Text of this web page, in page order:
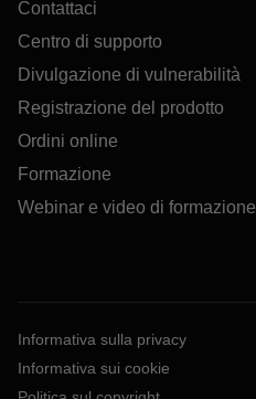
Contattaci
Centro di supporto
Divulgazione di vulnerabilità
Registrazione del prodotto
Ordini online
Formazione
Webinar e video di formazione
Informativa sulla privacy
Informativa sui cookie